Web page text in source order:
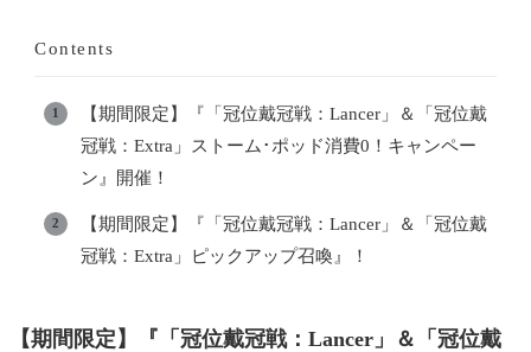
Contents
【期間限定】『「冠位戴冠戦：Lancer」＆「冠位戴
冠戦：Extra」ストーム･ポッド消費0！キャンペー
ン』開催！
【期間限定】『「冠位戴冠戦：Lancer」＆「冠位戴
冠戦：Extra」ピックアップ召喚』！
【期間限定】『「冠位戴冠戦：Lancer」＆「冠位戴